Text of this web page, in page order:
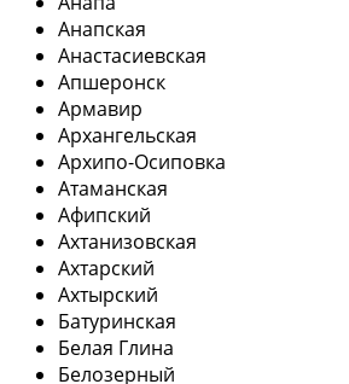
Анапская
Анастасиевская
Апшеронск
Армавир
Архангельская
Архипо-Осиповка
Атаманская
Афипский
Ахтанизовская
Ахтарский
Ахтырский
Батуринская
Белая Глина
Белозерный